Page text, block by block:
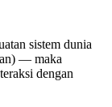
sistem dunia
— maka
dengan